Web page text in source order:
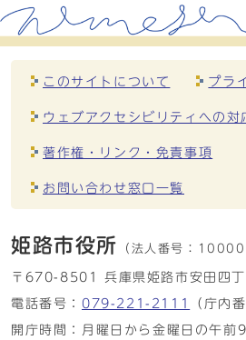
このサイトについて プラ
ウェブアクセシビリティへの対
著作権・リンク・免責事項
お問い合わせ窓口一覧
姫路市役所 （法人番号：
〒670-8501 兵庫県姫路市安田四
電話番号： 079-221-2111
（庁内
開庁時間：月曜日から金曜日の午前